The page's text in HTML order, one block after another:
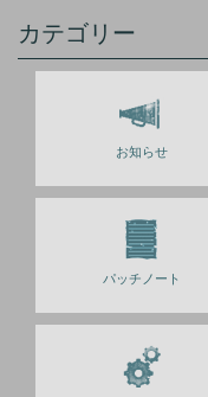
カテゴリー
お知らせ
パッチノート